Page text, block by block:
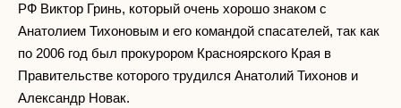
РФ Виктор Гринь, который очень хорошо знаком с
Анатолием Тихоновым и его командой спасателей, так как
по 2006 год был прокурором Красноярского Края в
Правительстве которого трудился Анатолий Тихонов и
Александр Новак.